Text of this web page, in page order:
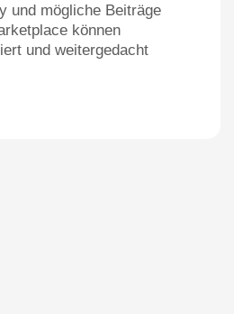
und mögliche Beiträge
können
und weitergedacht